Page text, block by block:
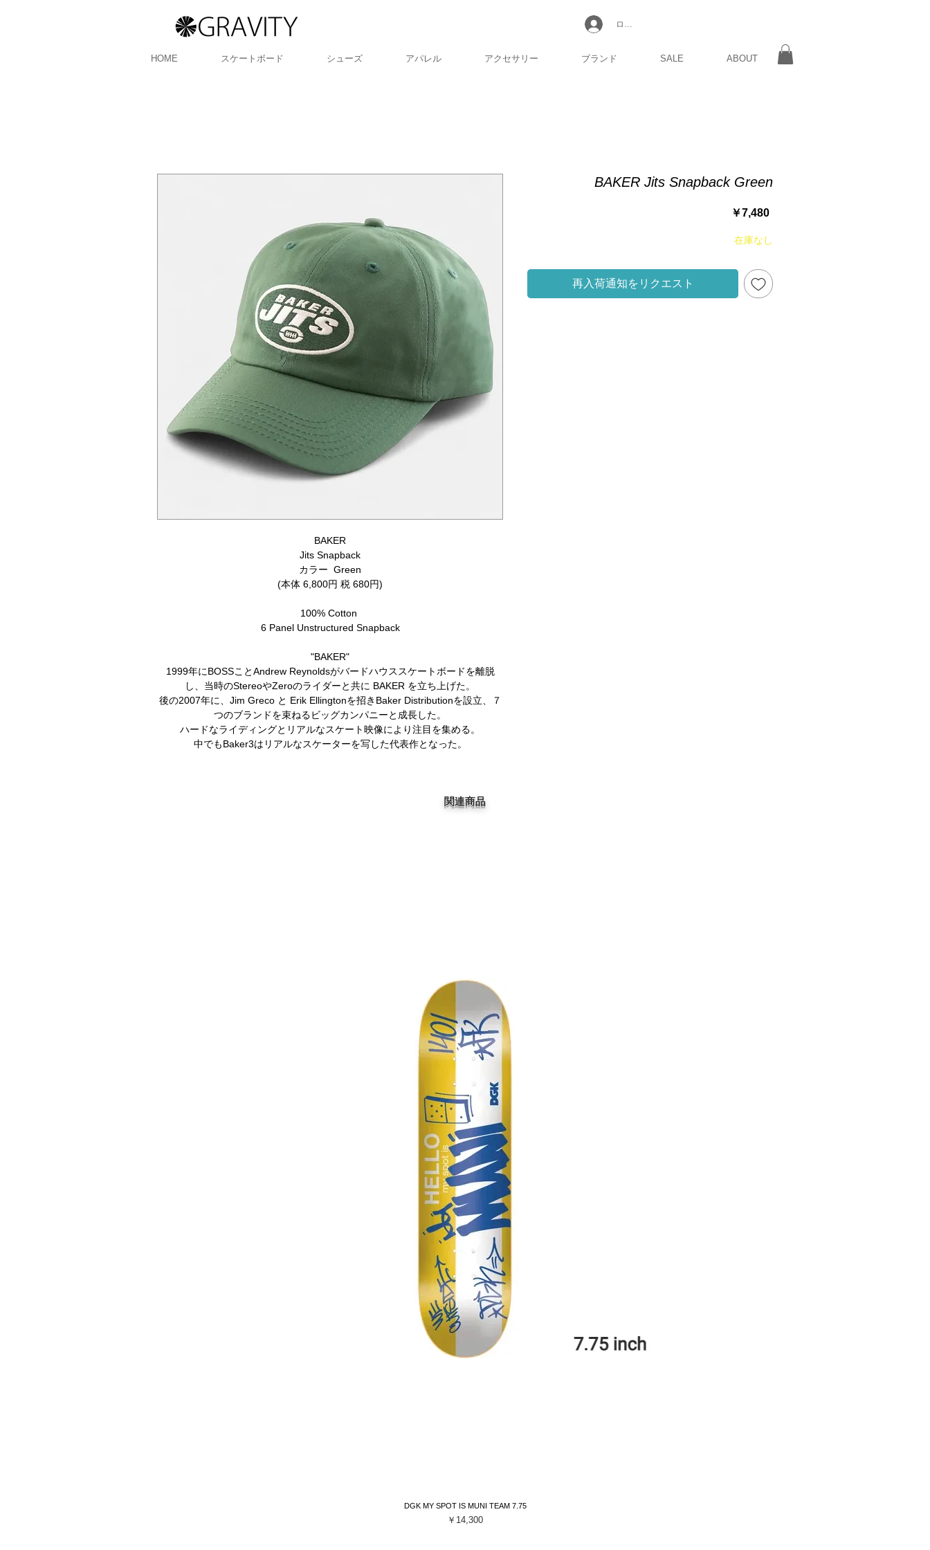
HOME スケートボード シューズ アパレル アクセサリー ブランド SALE ABOUT
ログイン
BAKER
Jits Snapback
カラー Green
(本体 6,800円 税 680円)
100% Cotton
6 Panel Unstructured Snapback
"BAKER"
1999年にBOSSことAndrew Reynoldsがバードハウススケートボードを離脱
し、当時のStereoやZeroのライダーと共に BAKER を立ち上げた。
後の2007年に、Jim Greco と Erik Ellingtonを招きBaker Distributionを設立、７
つのブランドを束ねるビッグカンパニーと成長した。
ハードなライディングとリアルなスケート映像により注目を集める。
中でもBaker3はリアルなスケーターを写した代表作となった。
BAKER Jits Snapback Green
￥7,480価
在庫なし
再入荷通知をリクエスト
関連商品
クイックビュー
DGK MY SPOT IS MUNI TEAM 7.75
価格
￥14,300